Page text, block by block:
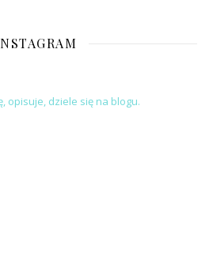
opisuje, dziele się na blogu.